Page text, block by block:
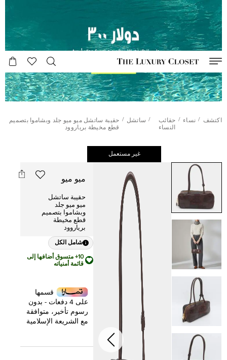
اكتشف / نساء / حقائب
النساء
/ ساتشل / حقيبة ساتشل ميو ميو جلد وبشاموا بتصميم
قطع مخيطة برياروود
غير مستعمل
ميو ميو
حقيبة ساتشل
ميو ميو جلد
وبشاموا بتصميم
قطع مخيطة
برياروود
شامل الكل
10+ متسوق أضافها إلى
قائمة أمنياته
قسمها
على 4 دفعات - بدون
رسوم تأخير، متوافقة
مع الشريعة الإسلامية